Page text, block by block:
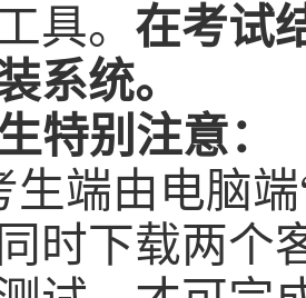
具。 在考试
系统。
特别注意：
生端由电脑端
时下载两个